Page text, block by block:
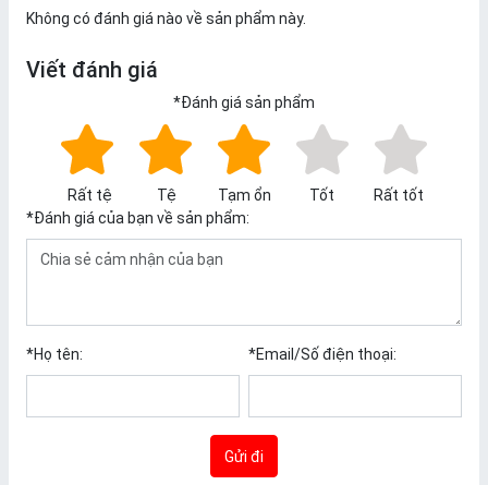
Không có đánh giá nào về sản phẩm này.
Viết đánh giá
*Đánh giá sản phẩm
Rất tệ Tệ Tạm ổn Tốt
Rất tốt
*Đánh giá của bạn về sản phẩm:
*Họ tên: *Email/Số điện thoại:
Gửi đi